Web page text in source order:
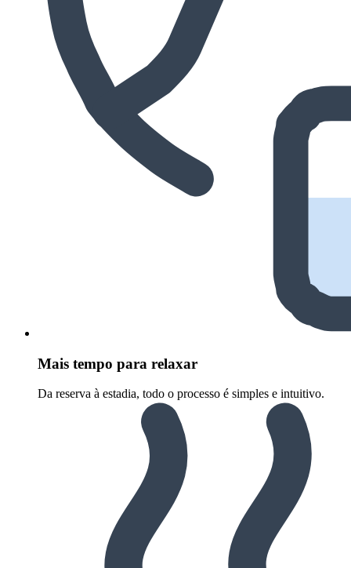
Mais tempo para relaxar
Da reserva à estadia, todo o processo é simples e intuitivo.